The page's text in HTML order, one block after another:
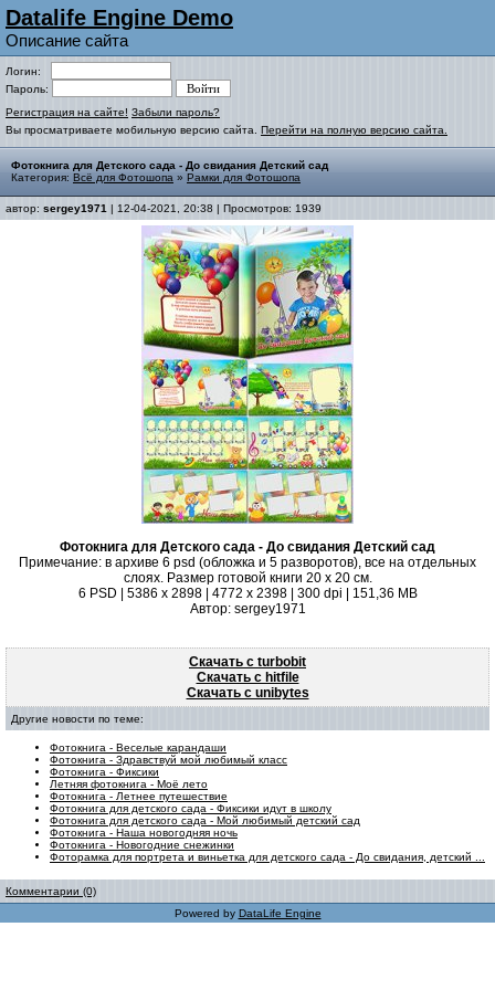
Datalife Engine Demo
Описание сайта
Логин:
Пароль:
Регистрация на сайте! Забыли пароль?
Вы просматриваете мобильную версию сайта. Перейти на полную версию сайта.
Фотокнига для Детского сада - До свидания Детский сад
Категория: Всё для Фотошопа » Рамки для Фотошопа
автор: sergey1971 | 12-04-2021, 20:38 | Просмотров: 1939
Фотокнига для Детского сада - До свидания Детский сад
Примечание: в архиве 6 psd (обложка и 5 разворотов), все на отдельных
слоях. Размер готовой книги 20 x 20 см.
6 PSD | 5386 x 2898 | 4772 x 2398 | 300 dpi | 151,36 MB
Автор: sergey1971
Скачать с turbobit
Скачать с hitfile
Скачать с unibytes
Другие новости по теме:
Фотокнига - Веселые карандаши
Фотокнига - Здравствуй мой любимый класс
Фотокнига - Фиксики
Летняя фотокнига - Моё лето
Фотокнига - Летнее путешествие
Фотокнига для детского сада - Фиксики идут в школу
Фотокнига для детского сада - Мой любимый детский сад
Фотокнига - Наша новогодняя ночь
Фотокнига - Новогодние снежинки
Фоторамка для портрета и виньетка для детского сада - До свидания, детский ...
Комментарии (0)
Powered by DataLife Engine